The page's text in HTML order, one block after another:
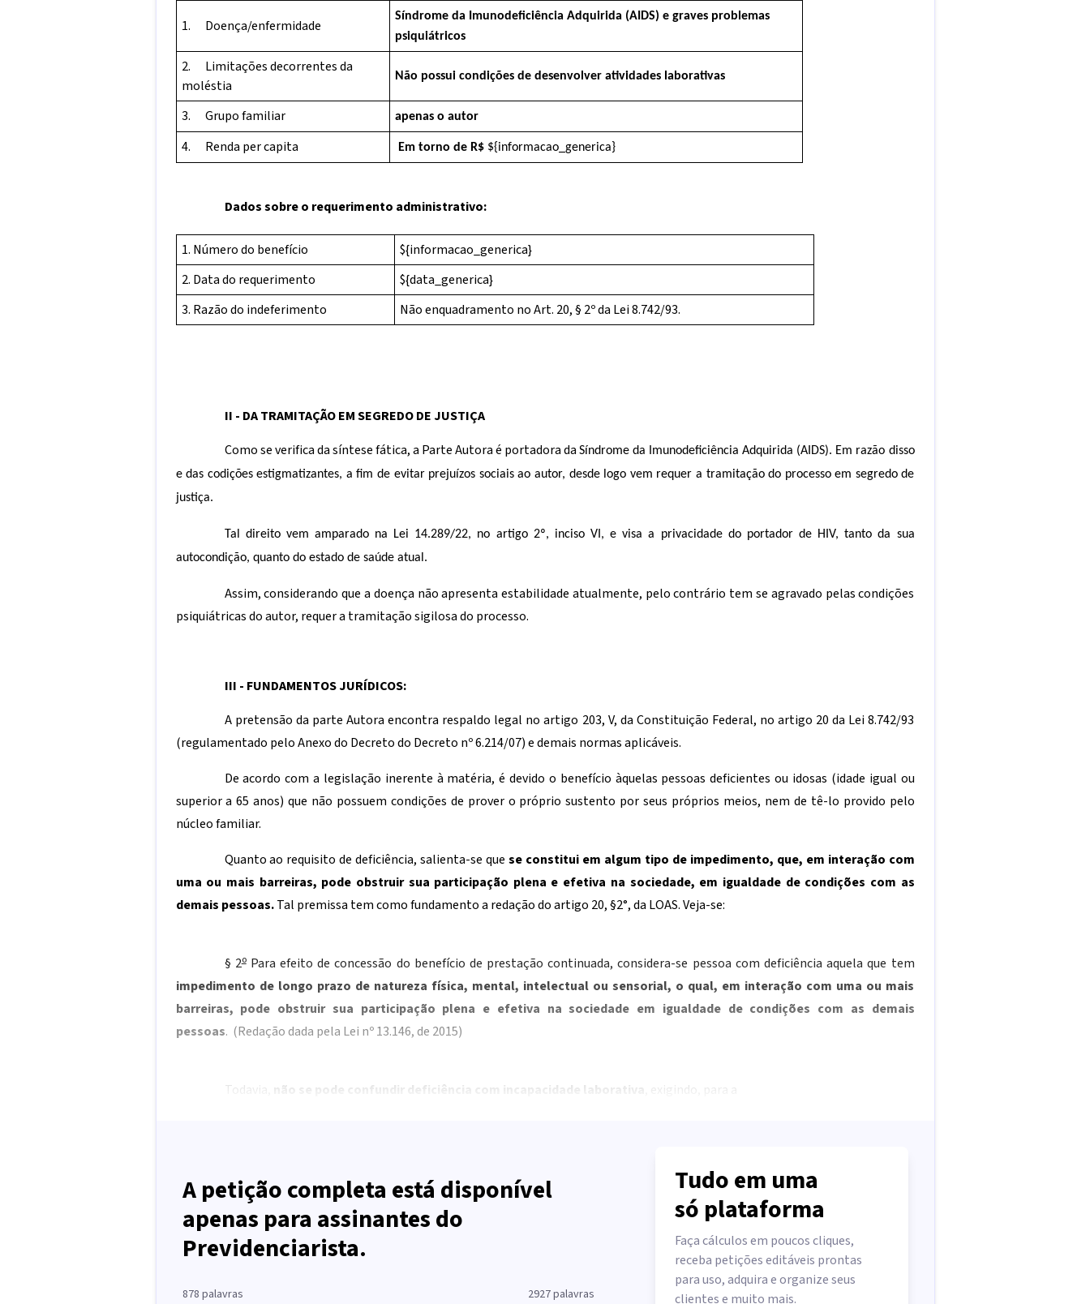
1. Doença/enfermidade
Síndrome da Imunodeficiência Adquirida (AIDS) e graves problemas
psiquiátricos
2. Limitações decorrentes da
moléstia
Não possui condições de desenvolver atividades laborativas
3. Grupo familiar apenas o autor
4. Renda per capita Em torno de R$ ${informacao_generica}
Dados sobre o requerimento administrativo:
1. Número do benefício
${informacao_generica}
2. Data do requerimento
${data_generica}
3. Razão do indeferimento
Não enquadramento no Art. 20, § 2º da Lei 8.742/93.
II - DA TRAMITAÇÃO EM SEGREDO DE JUSTIÇA
Como se verifica da síntese fática, a Parte Autora é portadora daSíndrome da Imunodeficiência Adquirida (AIDS). Em razão disso
e das codições estigmatizantes, a fim de evitar prejuízos sociais ao autor, desde logo vem requer a tramitação do processo em segredo de
justiça.
Tal direito vem amparado na Lei 14.289/22, no artigo 2º, inciso VI, e visa a privacidade do portador de HIV, tanto da sua
autocondição, quanto do estado de saúde atual.
Assim, considerando que a doença não apresenta estabilidade atualmente, pelo contrário tem se agravado pelas condições
psiquiátricas do autor, requer a tramitação sigilosa do processo.
III - FUNDAMENTOS JURÍDICOS:
A pretensão da parte Autora encontra respaldo legal no artigo 203, V, da Constituição Federal, no artigo 20 da Lei 8.742/93
(regulamentado pelo Anexo do Decreto do Decreto nº 6.214/07) e demais normas aplicáveis.
De acordo com a legislação inerente à matéria, é devido o benefício àquelas pessoas deficientes ou idosas (idade igual ou
superior a 65 anos) que não possuem condições de prover o próprio sustento por seus próprios meios, nem de tê-lo provido pelo
núcleo familiar.
Quanto ao requisito de deficiência, salienta-se quese constitui em algum tipo de impedimento, que, em interação com
uma ou mais barreiras, pode obstruir sua participação plena e efetiva na sociedade, em igualdade de condições com as
demais pessoas.Tal premissa tem como fundamento a redação do artigo 20, §2°, da LOAS. Veja-se:
§ 2oPara efeito de concessão do benefício de prestação continuada, considera-se pessoa com deficiência aquela que tem
impedimento de longo prazo de natureza física, mental, intelectual ou sensorial, o qual, em interação com uma ou mais
barreiras, pode obstruir sua participação plena e efetiva na sociedade em igualdade de condições com as demais
pessoas. (Redação dada pela Lei nº 13.146, de 2015)
Todavia, não se pode confundir deficiência com incapacidade laborativa , exigindo, para a
A petição completa está disponível
apenas para assinantes do
Previdenciarista.
878 palavras 2927palavras
Tudo em uma
só plataforma
Faça cálculos em poucos cliques,
receba petições editáveis prontas
para uso, adquira e organize seus
clientes e muito mais.